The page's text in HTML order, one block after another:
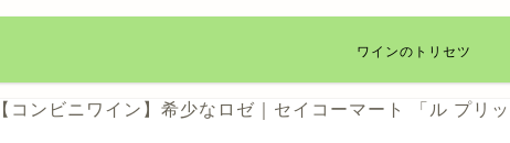
ワインのトリセツ
【コンビニワイン】希少なロゼ｜セイコーマート 「ル プリ